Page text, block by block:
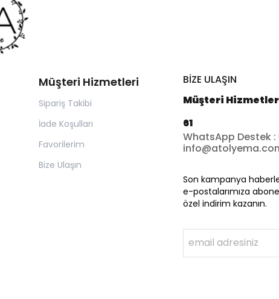
Müşteri Hizmetleri
Sipariş Takibi
İade Koşulları
Favorilerim
Bize Ulaşın
BİZE ULAŞIN
Müşteri
61
WhatsApp Destek :
Son kampanya
e-postalarımıza
özel indirim kazanın.